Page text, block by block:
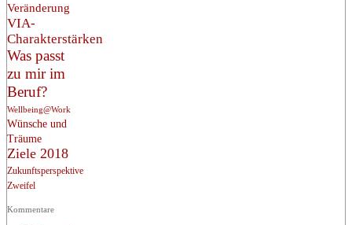
Veränderung
VIA-
Charakterstärken
Was passt
zu mir im
Beruf?
Wellbeing@Work
Wünsche und
Träume
Ziele 2018
Zukunftsperspektive
Zweifel
Kommentare